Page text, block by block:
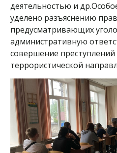
деятельностью и
уделено разъяснению
предусматривающих
административную
совершение преступлений
террористической